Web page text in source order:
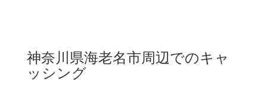
神奈川県海老名市周辺でのキャ
ッシング